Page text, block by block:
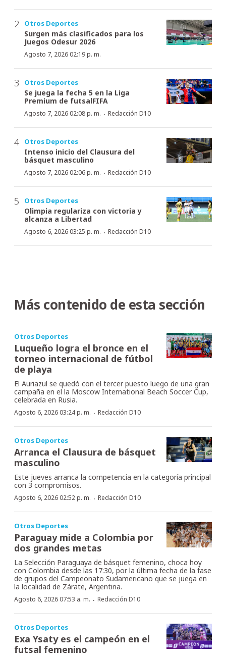
Otros Deportes
Surgen más clasificados para los
Juegos Odesur 2026
Agosto 7, 2026 02:19 p. m.
Otros Deportes
Se juega la fecha 5 en la Liga
Premium de futsalFIFA
Agosto 7, 2026 02:08 p. m. · Redacción D10
Otros Deportes
Intenso inicio del Clausura del
básquet masculino
Agosto 7, 2026 02:06 p. m. · Redacción D10
Otros Deportes
Olimpia regulariza con victoria y
alcanza a Libertad
Agosto 6, 2026 03:25 p. m. · Redacción D10
Más contenido de esta sección
Otros Deportes
Luqueño logra el bronce en el
torneo internacional de fútbol
de playa
El Auriazul se quedó con el tercer puesto luego de una gran
campaña en el la Moscow International Beach Soccer Cup,
celebrada en Rusia.
Agosto 6, 2026 03:24 p. m. · Redacción D10
Otros Deportes
Arranca el Clausura de básquet
masculino
Este jueves arranca la competencia en la categoría principal
con 3 compromisos.
Agosto 6, 2026 02:52 p. m. · Redacción D10
Otros Deportes
Paraguay mide a Colombia por
dos grandes metas
La Selección Paraguaya de básquet femenino, choca hoy
con Colombia desde las 17:30, por la última fecha de la fase
de grupos del Campeonato Sudamericano que se juega en
la localidad de Zárate, Argentina.
Agosto 6, 2026 07:53 a. m. · Redacción D10
Otros Deportes
Exa Ysaty es el campeón en el
futsal femenino